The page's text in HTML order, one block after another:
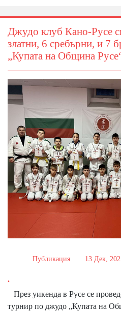
Джудо клуб Кано-Русе
златни, 6 сребърни, и 7
„Купата на Община
Публикация 13 Дек,
.
През уикенда в Русе се
турнир по джудо „Купата на